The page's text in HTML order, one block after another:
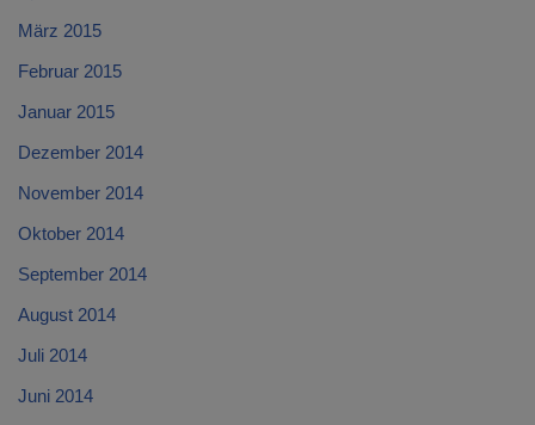
März 2015
Februar 2015
Januar 2015
Dezember 2014
November 2014
Oktober 2014
September 2014
August 2014
Juli 2014
Juni 2014